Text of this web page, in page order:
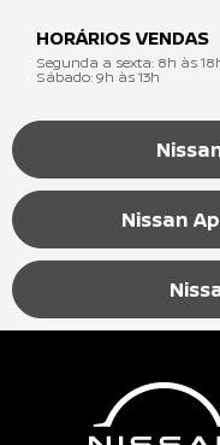
Nissan
HORÁRIOS VENDAS
Segunda a sexta: 8h às
Sábado: 9h às 13h